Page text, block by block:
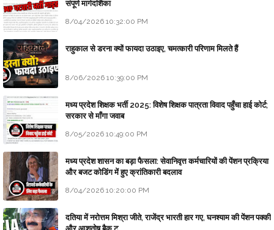
संपूर्ण मार्गदर्शिका
8/04/2026 10:32:00 PM
राहुकाल से डरना क्यों फायदा उठाइए, चमत्कारी परिणाम मिलते हैं
8/06/2026 10:39:00 PM
मध्य प्रदेश शिक्षक भर्ती 2025: विशेष शिक्षक पात्रता विवाद पहुँचा हाई कोर्ट;
सरकार से माँगा जवाब
8/05/2026 10:49:00 PM
मध्य प्रदेश शासन का बड़ा फैसला: सेवानिवृत्त कर्मचारियों की पेंशन प्रक्रिया
और बजट कोडिंग में हुए क्रांतिकारी बदलाव
8/04/2026 10:20:00 PM
दतिया में नरोत्तम मिश्रा जीते, राजेंद्र भारती हार गए, घनश्याम की पेंशन पक्की